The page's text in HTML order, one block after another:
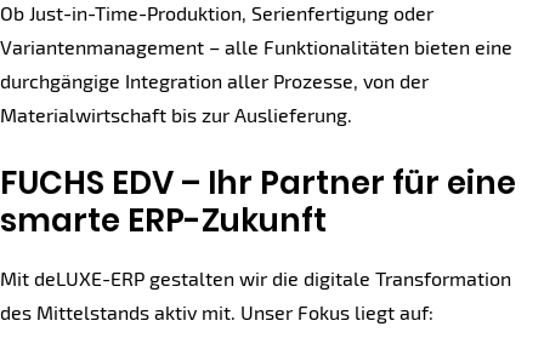
Ob Just-in-Time-Produktion, Serienfertigung oder
Variantenmanagement – alle Funktionalitäten bieten eine
durchgängige Integration aller Prozesse, von der
Materialwirtschaft bis zur Auslieferung.
FUCHS EDV – Ihr Partner für eine
smarte ERP-Zukunft
Mit deLUXE-ERP gestalten wir die digitale Transformation
des Mittelstands aktiv mit. Unser Fokus liegt auf: